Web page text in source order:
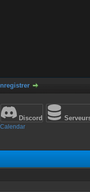
Discord